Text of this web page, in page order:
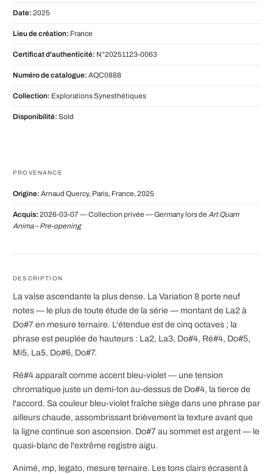
Date: 2025
Lieu de création: France
Certificat d'authenticité: N°20251123-0063
Numéro de catalogue: AQC0888
Collection: Explorations Synesthétiques
Disponibilité: Sold
PROVENANCE
Origine: Arnaud Quercy, Paris, France, 2025
Acquis: 2026-03-07 — Collection privée — Germany lors de Art Quam
Anima – Pre-opening
DESCRIPTION
La valse ascendante la plus dense. La Variation 8 porte neuf
notes — le plus de toute étude de la série — montant de La2 à
Do#7 en mesure ternaire. L'étendue est de cinq octaves ; la
phrase est peuplée de hauteurs : La2, La3, Do#4, Ré#4, Do#5,
Mi5, La5, Do#6, Do#7.
Ré#4 apparaît comme accent bleu-violet — une tension
chromatique juste un demi-ton au-dessus de Do#4, la tierce de
l'accord. Sa couleur bleu-violet fraîche siège dans une phrase par
ailleurs chaude, assombrissant brièvement la texture avant que
la ligne continue son ascension. Do#7 au sommet est argent — le
quasi-blanc de l'extrême registre aigu.
Animé, mp, legato, mesure ternaire. Les tons clairs écrasent à